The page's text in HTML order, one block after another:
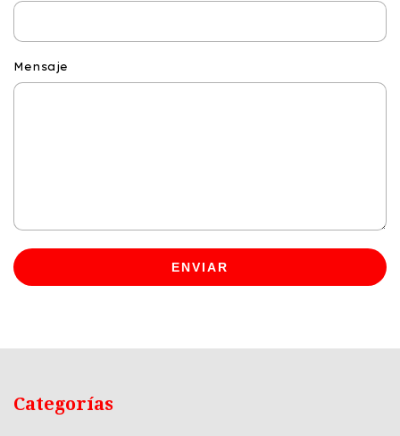
Mensaje
ENVIAR
Categorías